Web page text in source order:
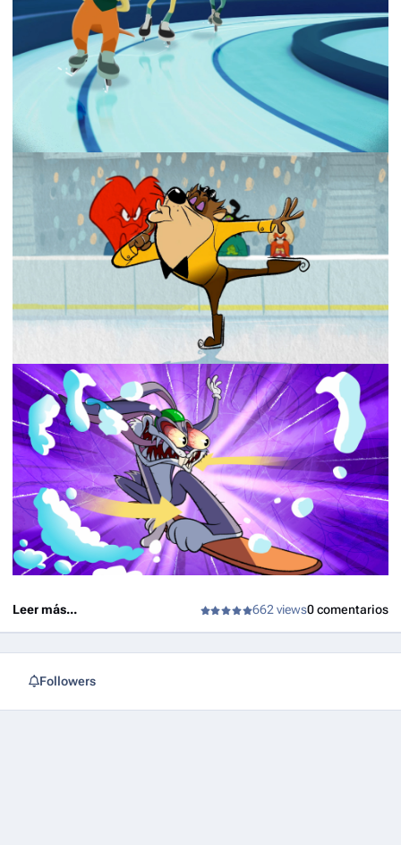
Leer más... 662 views0 comentarios
Followers